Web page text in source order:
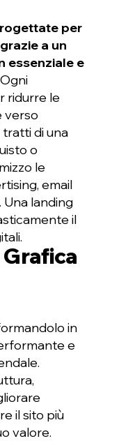
per
a un
essenziale e
ridurre le
verso
tratti di una
o
le
email
landing
il
in
e
il sito più
valore.